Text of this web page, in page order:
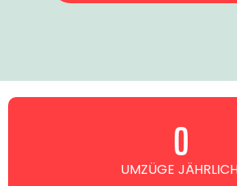
UMZÜGE0